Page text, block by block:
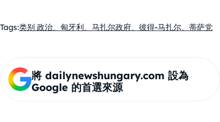
Tags:类别 政治、匈牙利、马扎尔政府、彼得-马扎尔、蒂萨党
將 dailynewshungary.com 設為
Google 的首選來源